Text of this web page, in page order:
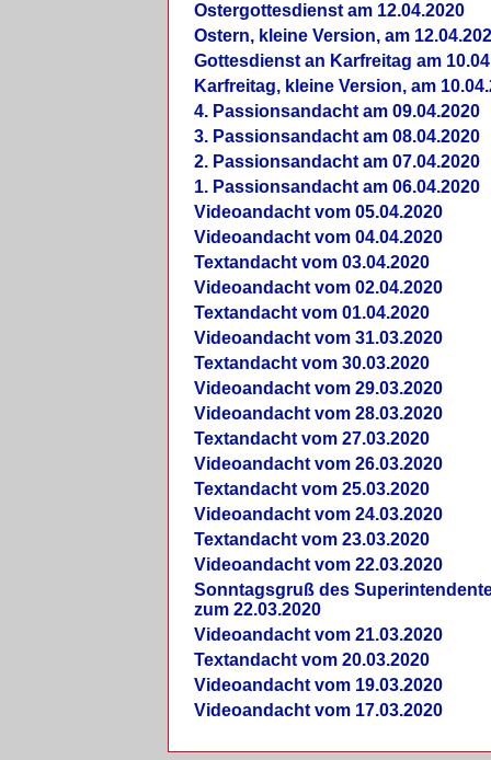
Ostergottesdienst am 12.04.2020
Ostern, kleine Version, am
Gottesdienst an Karfreitag am
Karfreitag, kleine Version, am
4. Passionsandacht am 09.04.2020
3. Passionsandacht am 08.04.2020
2. Passionsandacht am 07.04.2020
1. Passionsandacht am 06.04.2020
Videoandacht vom 05.04.2020
Videoandacht vom 04.04.2020
Textandacht vom 03.04.2020
Videoandacht vom 02.04.2020
Textandacht vom 01.04.2020
Videoandacht vom 31.03.2020
Textandacht vom 30.03.2020
Videoandacht vom 29.03.2020
Videoandacht vom 28.03.2020
Textandacht vom 27.03.2020
Videoandacht vom 26.03.2020
Textandacht vom 25.03.2020
Videoandacht vom 24.03.2020
Textandacht vom 23.03.2020
Videoandacht vom 22.03.2020
Sonntagsgruß des
zum 22.03.2020
Videoandacht vom 21.03.2020
Textandacht vom 20.03.2020
Videoandacht vom 19.03.2020
Videoandacht vom 17.03.2020